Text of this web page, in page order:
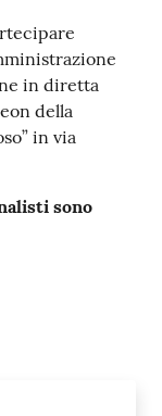
in diretta
della
in via
sono